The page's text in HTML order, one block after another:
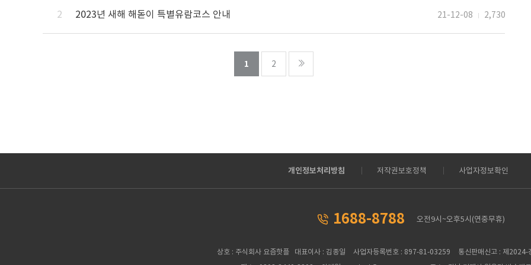
2 2023년 새해 해돋이 특별유람코스 안내 21-12-08 2,730
1 페이지
2
개인정보처리방침 저작권보호정책 사업자정보확인
1688-8788 오전9시~오후5시(연중무휴)
상호 : 주식회사 요즘핫플 대표이사 : 김종일 사업자등록번호 : 897-81-03259
통신판매신고 : 제2024-